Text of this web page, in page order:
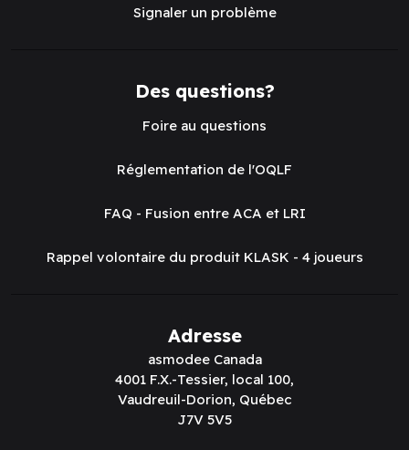
Signaler un problème
Des questions?
Foire au questions
Réglementation de l'OQLF
FAQ - Fusion entre ACA et LRI
Rappel volontaire du produit KLASK - 4 joueurs
Adresse
asmodee Canada
4001 F.X.-Tessier, local 100,
Vaudreuil-Dorion, Québec
J7V 5V5